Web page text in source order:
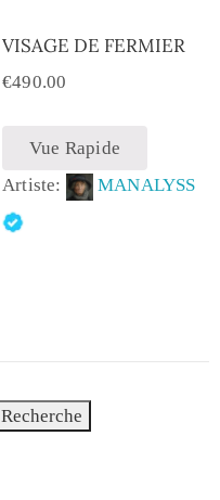
VISAGE DE FERMIER
€490.00
Vue Rapide
Artiste:
MANALYSS
Recherche